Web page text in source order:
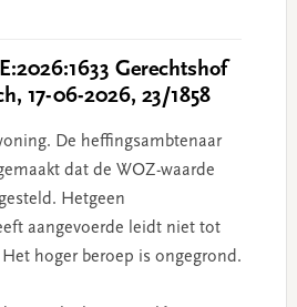
Gerechtshof
17-06-2026, 23/1858
De heffingsambtenaar
dat de WOZ-waarde
Hetgeen
aangevoerde leidt niet tot
hoger beroep is ongegrond.